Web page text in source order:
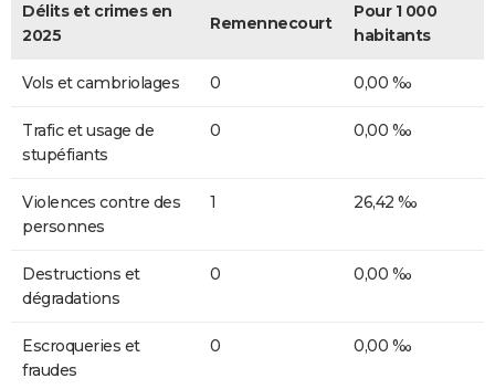
Délits et crimes en
2025
Remennecourt
Pour 1 000
habitants
Vols et cambriolages 0 0,00 ‰
Trafic et usage de
stupéfiants
0 0,00 ‰
Violences contre des
personnes
1 26,42 ‰
Destructions et
dégradations
0 0,00 ‰
Escroqueries et
fraudes
0 0,00 ‰